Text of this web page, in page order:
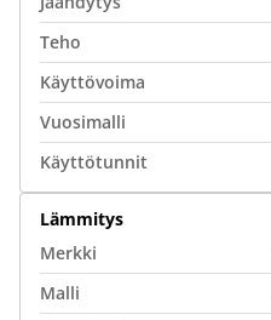
Teho
Käyttövoima
Vuosimalli
Käyttötunnit
Lämmitys
Merkki
Malli